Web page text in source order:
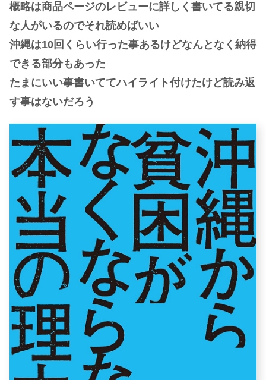
概略は商品ページのレビューに詳しく書いてる親切
な人がいるのでそれ読めばいい
沖縄は10回くらい行った事あるけどなんとなく納得
できる部分もあった
たまにいい事書いててハイライト付けたけど読み返
す事はないだろう